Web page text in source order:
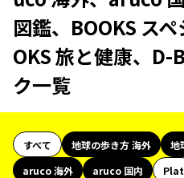
図鑑、BOOKS ス
OKS 旅と健康、
ク一覧
すべて 地球の歩き方 海外
地
aruco 海外
aruco 国内 Plat